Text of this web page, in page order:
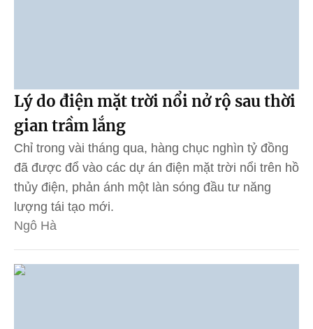
Lý do điện mặt trời nổi nở rộ sau thời
gian trầm lắng
Chỉ trong vài tháng qua, hàng chục nghìn tỷ đồng
đã được đổ vào các dự án điện mặt trời nổi trên hồ
thủy điện, phản ánh một làn sóng đầu tư năng
lượng tái tạo mới.
Ngô Hà